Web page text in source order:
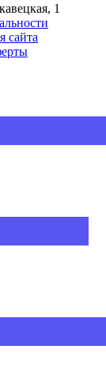
1
сайта